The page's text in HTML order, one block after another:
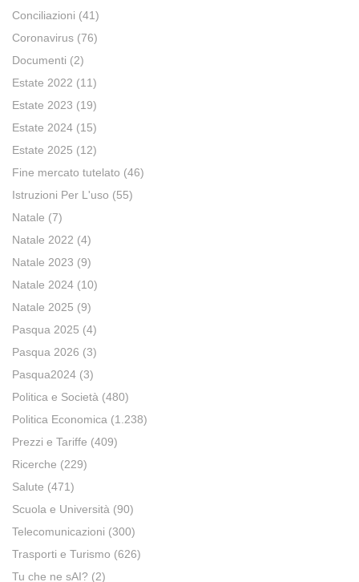
Conciliazioni (41)
Coronavirus (76)
Documenti (2)
Estate 2022 (11)
Estate 2023 (19)
Estate 2024 (15)
Estate 2025 (12)
Fine mercato tutelato (46)
Istruzioni Per L'uso (55)
Natale (7)
Natale 2022 (4)
Natale 2023 (9)
Natale 2024 (10)
Natale 2025 (9)
Pasqua 2025 (4)
Pasqua 2026 (3)
Pasqua2024 (3)
Politica e Società (480)
Politica Economica (1.238)
Prezzi e Tariffe (409)
Ricerche (229)
Salute (471)
Scuola e Università (90)
Telecomunicazioni (300)
Trasporti e Turismo (626)
Tu che ne sAI? (2)